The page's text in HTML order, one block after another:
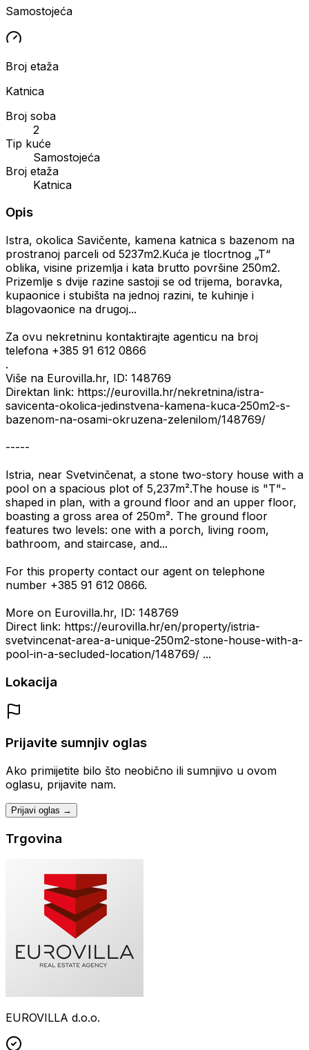
Samostojeća
Broj etaža
Katnica
Broj soba
2
Tip kuće
Samostojeća
Broj etaža
Katnica
Opis
Istra, okolica Savičente, kamena katnica s bazenom na
prostranoj parceli od 5237m2.Kuća je tlocrtnog „T“
oblika, visine prizemlja i kata brutto površine 250m2.
Prizemlje s dvije razine sastoji se od trijema, boravka,
kupaonice i stubišta na jednoj razini, te kuhinje i
blagovaonice na drugoj...
Za ovu nekretninu kontaktirajte agenticu na broj
telefona +385 91 612 0866
.
Više na Eurovilla.hr, ID: 148769
Direktan link: https://eurovilla.hr/nekretnina/istra-
savicenta-okolica-jedinstvena-kamena-kuca-250m2-s-
bazenom-na-osami-okruzena-zelenilom/148769/
-----
Istria, near Svetvinčenat, a stone two-story house with a
pool on a spacious plot of 5,237m².The house is "T"-
shaped in plan, with a ground floor and an upper floor,
boasting a gross area of 250m². The ground floor
features two levels: one with a porch, living room,
bathroom, and staircase, and...
For this property contact our agent on telephone
number +385 91 612 0866.
More on Eurovilla.hr, ID: 148769
Direct link: https://eurovilla.hr/en/property/istria-
svetvincenat-area-a-unique-250m2-stone-house-with-a-
pool-in-a-secluded-location/148769/ ...
Lokacija
Prijavite sumnjiv oglas
Ako primijetite bilo što neobično ili sumnjivo u ovom
oglasu, prijavite nam.
Prijavi oglas →
Trgovina
EUROVILLA d.o.o.